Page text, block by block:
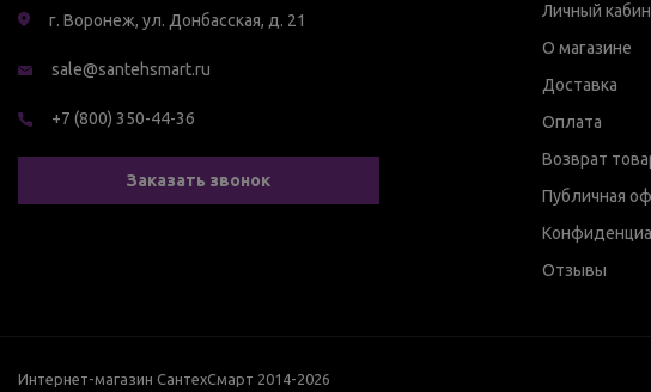
г. Воронеж, ул. Донбасская, д. 21
sale@santehsmart.ru
+7 (800) 350-44-36
Заказать звонок
Личный
О магазине
Доставка
Оплата
Возврат
Публичная
Отзывы
Интернет-магазин СантехСмарт 2014-2026